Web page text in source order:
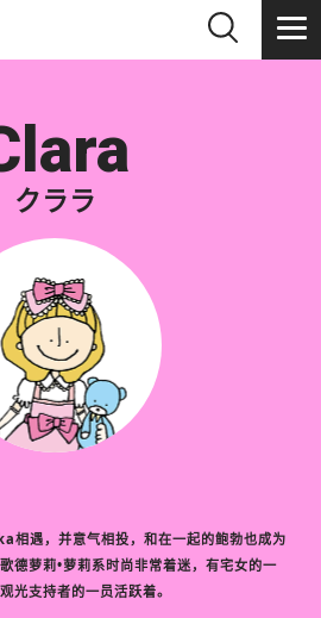
クララ
相遇，并意气相投，和在一起的鲍勃也成为
德萝莉•萝莉系时尚非常着迷，有宅女的一
光支持者的一员活跃着。